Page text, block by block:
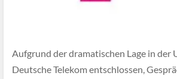
Aufgrund der dramatischen Lage in der
Deutsche Telekom entschlossen,